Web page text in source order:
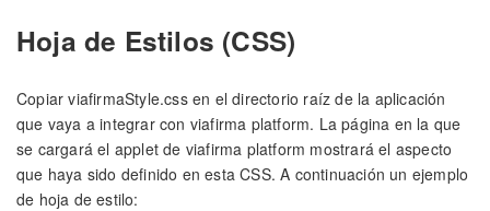
Hoja de Estilos (CSS)
Copiar viafirmaStyle.css en el directorio raíz de la aplicación
que vaya a integrar con viafirma platform. La página en la que
se cargará el applet de viafirma platform mostrará el aspecto
que haya sido definido en esta CSS. A continuación un ejemplo
de hoja de estilo: